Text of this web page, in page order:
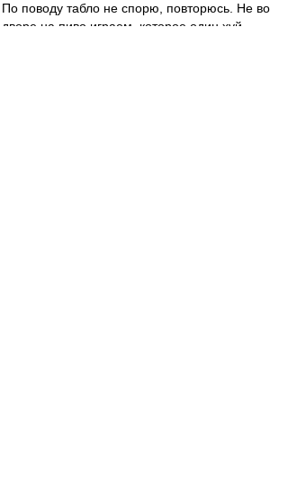
По поводу табло не спорю, повторюсь. Не во
дворе на пиво играем, которое один хуй